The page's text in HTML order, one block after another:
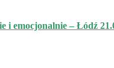
i emocjonalnie – Łódź